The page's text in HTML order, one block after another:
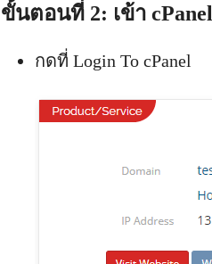
ขั้นตอนที่ 2: เข้า cPanel
กดที่ Login To cPanel